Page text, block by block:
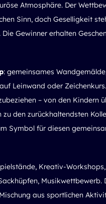
Atmosphäre. Der
Sinn, doch Geselligkeit
Gewinner erhalten
: gemeinsames
Leinwand oder
– von den Kindern
zu den zurückhaltendsten
Symbol für diesen
Kreativ-Workshops,
Musikwettbewerb.
aus sportlichen